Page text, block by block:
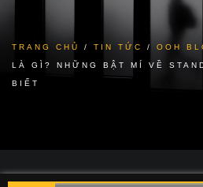
TRANG CHỦ / TIN TỨC / OOH
LÀ GÌ? NHỮNG BẬT MÍ VỀ
BIẾT